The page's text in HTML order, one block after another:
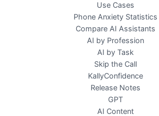
Use Cases
Phone Anxiety Statistics
Compare AI Assistants
AI by Profession
AI by Task
Skip the Call
KallyConfidence
Release Notes
GPT
AI Content